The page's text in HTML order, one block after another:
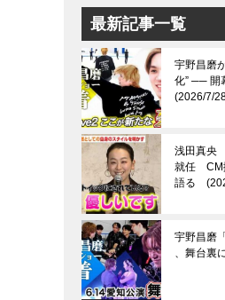
最新記事一覧
宇野昌磨
化” ── 開
(2026/7/
浅田真央
就任 CM
語る
宇野昌磨
、舞台裏